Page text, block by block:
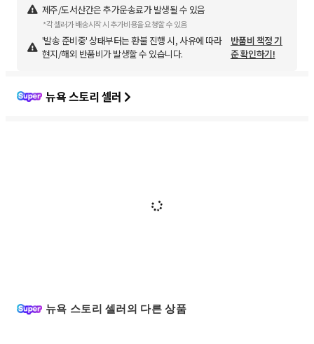
제주/도서산간은 추가운송료가 발생될 수 있음
*각 셀러가 배송시작 시 추가비용을 요청할 수 있음
'발송 준비중' 상태부터는 환불 진행 시, 사유에 따라
현지/해외 반품비가 발생할 수 있습니다.
반품비 책정 기
준 확인하기!
뉴욕 스토리 셀러
뉴욕 스토리 셀러의 다른 상품